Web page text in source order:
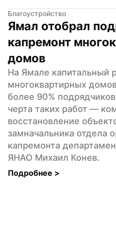
Благоустройство
Ямал отобрал
капремонт
домов
На Ямале капитальный
многоквартирных
более 90%
черта таких работ —
восстановление
замначальника отдела
капремонта
ЯНАО Михаил Конев.
Подробнее >